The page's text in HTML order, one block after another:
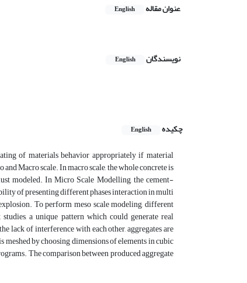
عنوان مقاله English
نویسندگان English
چکیده
English
of materials behavior appropriately if material
Macro scale. In macro scale, the whole concrete is
modeled. In Micro Scale Modelling, the cement-
of presenting different phases interaction in multi
To perform meso scale modeling, different
a unique pattern which could generate real
lack of interference with each other, aggregates are
meshed by choosing dimensions of elements in cubic
The comparison between produced aggregate